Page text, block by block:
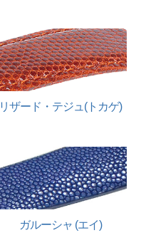
リザード・テジュ(トカゲ)
ガルーシャ (エイ)